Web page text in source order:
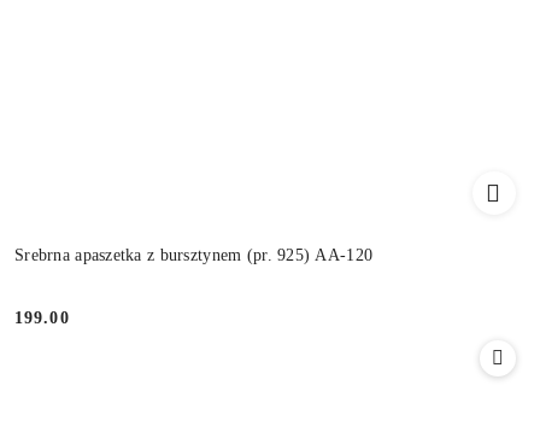
Srebrna apaszetka z bursztynem (pr. 925) AA-120
Cena:
199.00